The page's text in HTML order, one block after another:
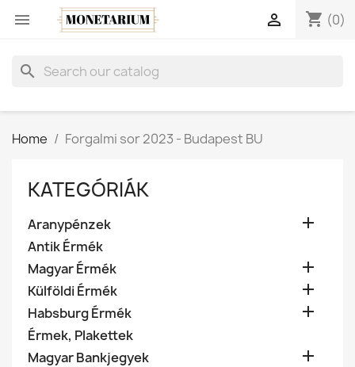
 shopping_cart (0)

search
Home Forgalmi sor 2023 - Budapest BU
KATEGÓRIÁK
Aranypénzek 
Antik Érmék
Magyar Érmék

Külföldi Érmék 
Habsburg Érmék 
Érmek, Plakettek
Magyar Bankjegyek
